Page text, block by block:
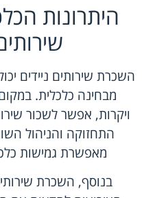
היתרונות
השכרת שירותים ניידים
מבחינה כלכלית.
ויקרות, אפשר לשכור
התחזוקה והניהול
מאפשרת גמישות
בנוסף, השכרת